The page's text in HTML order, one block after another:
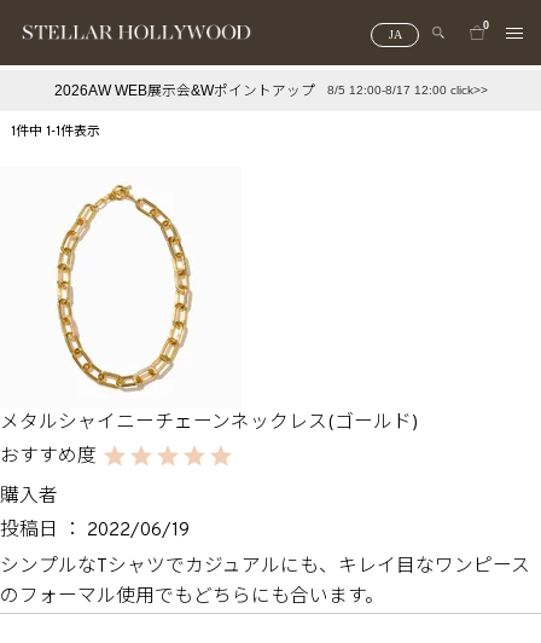
JA
0
2026AW WEB展示会&Wポイントアップ 8/5 12:00-8/17 12:00 click>>
1件中 1-1件表示
メタルシャイニーチェーンネックレス(ゴールド)
購入者
投稿日
2022/06/19
シンプルなTシャツでカジュアルにも、キレイ目なワンピース
のフォーマル使用でもどちらにも合います。